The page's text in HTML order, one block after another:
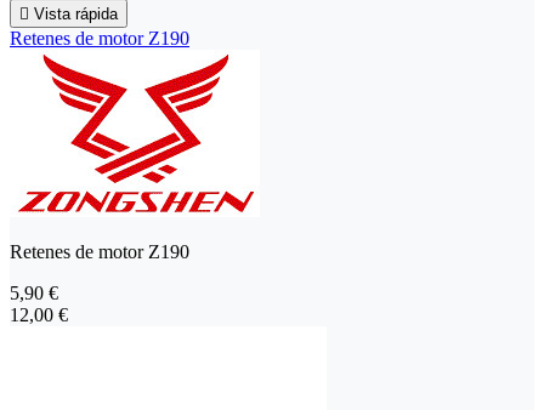
 Vista rápida
Retenes de motor Z190
Retenes de motor Z190
5,90 €
12,00 €